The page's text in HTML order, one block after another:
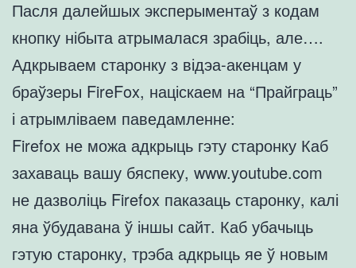
Пасля далейшых эксперыментаў з кодам
кнопку нібыта атрымалася зрабіць, але….
Адкрываем старонку з відэа-акенцам у
браўзеры FireFox, націскаем на “Прайграць”
і атрымліваем паведамленне:
Firefox не можа адкрыць гэту старонку Каб
захаваць вашу бяспеку, www.youtube.com
не дазволіць Firefox паказаць старонку, калі
яна ўбудавана ў іншы сайт. Каб убачыць
гэтую старонку, трэба адкрыць яе ў новым